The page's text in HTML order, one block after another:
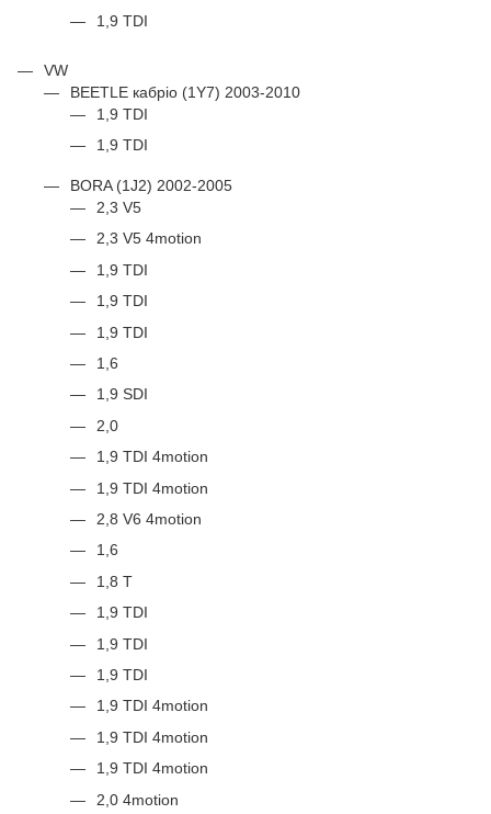
1,9 TDI
VW
BEETLE кабріо (1Y7) 2003-2010
1,9 TDI
1,9 TDI
BORA (1J2) 2002-2005
2,3 V5
2,3 V5 4motion
1,9 TDI
1,9 TDI
1,9 TDI
1,6
1,9 SDI
2,0
1,9 TDI 4motion
1,9 TDI 4motion
2,8 V6 4motion
1,6
1,8 T
1,9 TDI
1,9 TDI
1,9 TDI
1,9 TDI 4motion
1,9 TDI 4motion
1,9 TDI 4motion
2,0 4motion